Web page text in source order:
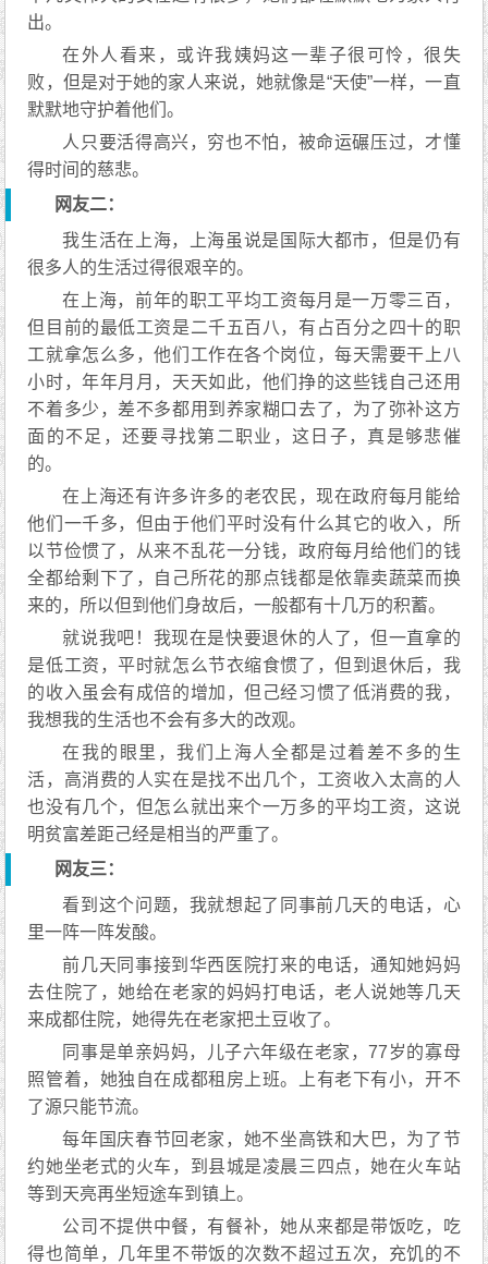
出。
在外人看来，或许我姨妈这一辈子很可怜，很失
败，但是对于她的家人来说，她就像是“天使”一样，一直
默默地守护着他们。
人只要活得高兴，穷也不怕，被命运碾压过，才懂
得时间的慈悲。
网友二：
我生活在上海，上海虽说是国际大都市，但是仍有
很多人的生活过得很艰辛的。
在上海，前年的职工平均工资每月是一万零三百，
但目前的最低工资是二千五百八，有占百分之四十的职
工就拿怎么多，他们工作在各个岗位，每天需要干上八
小时，年年月月，天天如此，他们挣的这些钱自己还用
不着多少，差不多都用到养家糊口去了，为了弥补这方
面的不足，还要寻找第二职业，这日子，真是够悲催
的。
在上海还有许多许多的老农民，现在政府每月能给
他们一千多，但由于他们平时没有什么其它的收入，所
以节俭惯了，从来不乱花一分钱，政府每月给他们的钱
全都给剩下了，自己所花的那点钱都是依靠卖蔬菜而换
来的，所以但到他们身故后，一般都有十几万的积蓄。
就说我吧！我现在是快要退休的人了，但一直拿的
是低工资，平时就怎么节衣缩食惯了，但到退休后，我
的收入虽会有成倍的增加，但己经习惯了低消费的我，
我想我的生活也不会有多大的改观。
在我的眼里，我们上海人全都是过着差不多的生
活，高消费的人实在是找不出几个，工资收入太高的人
也没有几个，但怎么就出来个一万多的平均工资，这说
明贫富差距己经是相当的严重了。
网友三：
看到这个问题，我就想起了同事前几天的电话，心
里一阵一阵发酸。
前几天同事接到华西医院打来的电话，通知她妈妈
去住院了，她给在老家的妈妈打电话，老人说她等几天
来成都住院，她得先在老家把土豆收了。
同事是单亲妈妈，儿子六年级在老家，77岁的寡母
照管着，她独自在成都租房上班。上有老下有小，开不
了源只能节流。
每年国庆春节回老家，她不坐高铁和大巴，为了节
约她坐老式的火车，到县城是凌晨三四点，她在火车站
等到天亮再坐短途车到镇上。
公司不提供中餐，有餐补，她从来都是带饭吃，吃
得也简单，几年里不带饭的次数不超过五次，充饥的不